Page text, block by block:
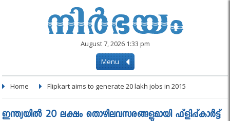
August 7, 2026 1:33 pm
Menu
Home Flipkart aims to generate 20 lakh jobs in 2015
ഇന്ത്യയില്‍ 20 ലക്ഷം തൊഴിലവസരങ്ങളുമായി ഫ്ളിപ്പ്കാര്‍ട്ട്